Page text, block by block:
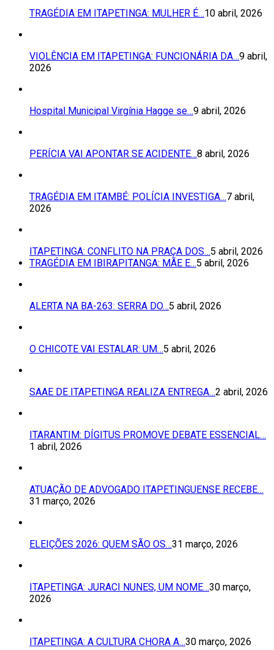
TRAGÉDIA EM ITAPETINGA: MULHER É…10 abril, 2026
VIOLÊNCIA EM ITAPETINGA: FUNCIONÁRIA DA…9 abril,
2026
Hospital Municipal Virgínia Hagge se…9 abril, 2026
PERÍCIA VAI APONTAR SE ACIDENTE…8 abril, 2026
TRAGÉDIA EM ITAMBÉ: POLÍCIA INVESTIGA…7 abril,
2026
ITAPETINGA: CONFLITO NA PRAÇA DOS…5 abril, 2026
TRAGÉDIA EM IBIRAPITANGA: MÃE E…5 abril, 2026
ALERTA NA BA-263: SERRA DO…5 abril, 2026
O CHICOTE VAI ESTALAR: UM…5 abril, 2026
SAAE DE ITAPETINGA REALIZA ENTREGA…2 abril, 2026
ITARANTIM: DÍGITUS PROMOVE DEBATE ESSENCIAL…
1 abril, 2026
ATUAÇÃO DE ADVOGADO ITAPETINGUENSE RECEBE…
31 março, 2026
ELEIÇÕES 2026: QUEM SÃO OS…31 março, 2026
ITAPETINGA: JURACI NUNES, UM NOME…30 março,
2026
ITAPETINGA: A CULTURA CHORA A…30 março, 2026